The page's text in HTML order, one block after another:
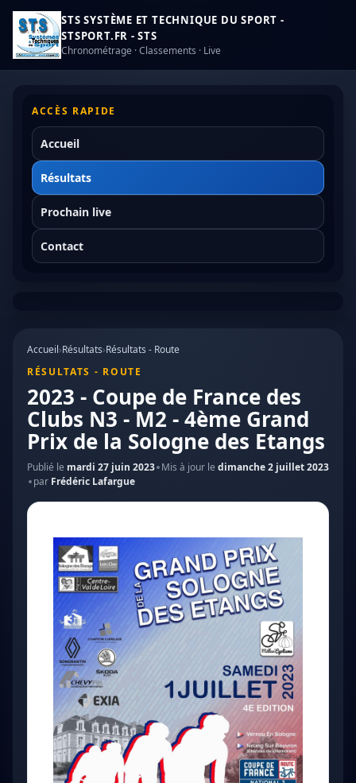
STS SYSTÈME ET TECHNIQUE DU SPORT -
STSPORT.FR - STS
Chronométrage · Classements · Live
ACCÈS RAPIDE
Accueil
Résultats
Prochain live
Contact
Accueil›Résultats›Résultats - Route
RÉSULTATS - ROUTE
2023 - Coupe de France des
Clubs N3 - M2 - 4ème Grand
Prix de la Sologne des Etangs
Publié le mardi 27 juin 2023 Mis à jour le dimanche 2 juillet 2023
par Frédéric Lafargue